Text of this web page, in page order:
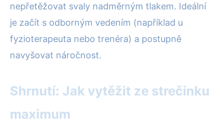
nepřetěžovat svaly nadměrným tlakem. Ideální
je začít s odborným vedením (například u
fyzioterapeuta nebo trenéra) a postupně
navyšovat náročnost.
Shrnutí: Jak vytěžit ze strečinku
maximum